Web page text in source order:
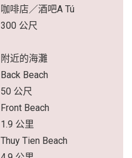
咖啡店／酒吧A Tú
300 公尺
附近的海灘
Back Beach
50 公尺
Front Beach
1.9 公里
Thuy Tien Beach